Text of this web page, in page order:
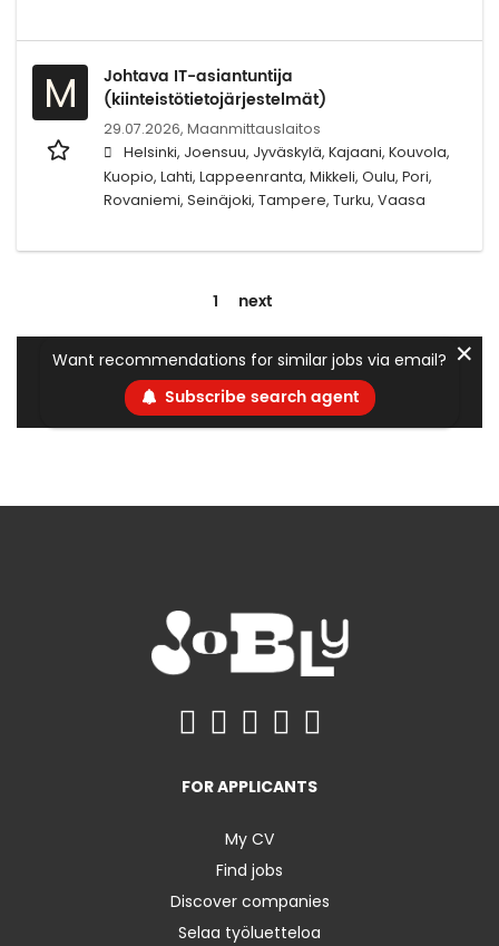
M
Johtava IT-asiantuntija
(kiinteistötietojärjestelmät)
29.07.2026, Maanmittauslaitos
Helsinki, Joensuu, Jyväskylä, Kajaani, Kouvola,
Kuopio, Lahti, Lappeenranta, Mikkeli, Oulu, Pori,
Rovaniemi, Seinäjoki, Tampere, Turku, Vaasa
1 next
Want recommendations for similar jobs via email?
Subscribe search agent
✕
FOR APPLICANTS
My CV
Find jobs
Discover companies
Selaa työluetteloa